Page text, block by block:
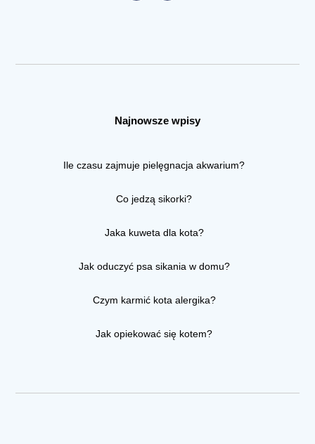
Najnowsze wpisy
Ile czasu zajmuje pielęgnacja akwarium?
Co jedzą sikorki?
Jaka kuweta dla kota?
Jak oduczyć psa sikania w domu?
Czym karmić kota alergika?
Jak opiekować się kotem?